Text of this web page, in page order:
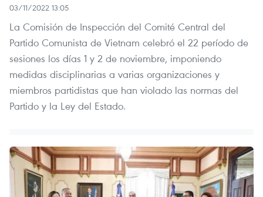
03/11/2022 13:05
La Comisión de Inspección del Comité Central del
Partido Comunista de Vietnam celebró el 22 período de
sesiones los días 1 y 2 de noviembre, imponiendo
medidas disciplinarias a varias organizaciones y
miembros partidistas que han violado las normas del
Partido y la Ley del Estado.